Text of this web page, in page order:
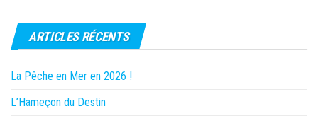
ARTICLES RÉCENTS
La Pêche en Mer en 2026 !
L’Hameçon du Destin